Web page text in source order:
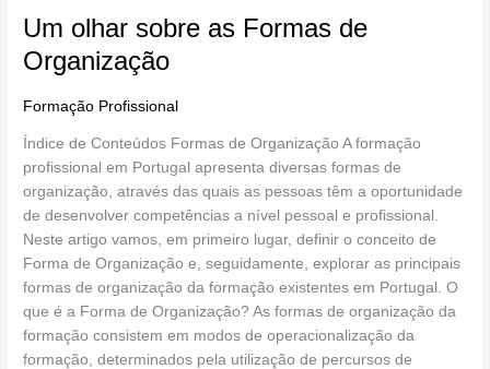
Um olhar sobre as Formas de
Organização
Formação Profissional
Índice de Conteúdos Formas de Organização A formação
profissional em Portugal apresenta diversas formas de
organização, através das quais as pessoas têm a oportunidade
de desenvolver competências a nível pessoal e profissional.
Neste artigo vamos, em primeiro lugar, definir o conceito de
Forma de Organização e, seguidamente, explorar as principais
formas de organização da formação existentes em Portugal. O
que é a Forma de Organização? As formas de organização da
formação consistem em modos de operacionalização da
formação, determinados pela utilização de percursos de
sobre
as
Formas
Organização